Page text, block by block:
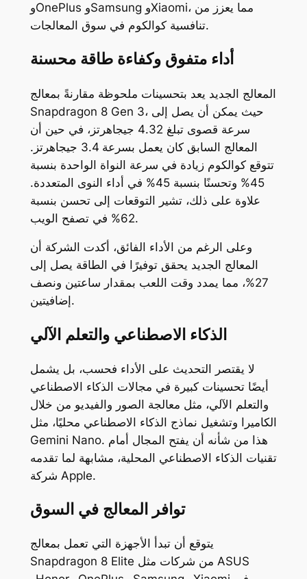
وOnePlus وSamsung وXiaomi، مما يعزز من
تنافسية كوالكوم في سوق المعالجات.
أداء متفوق وكفاءة طاقة محسنة
المعالج الجديد يعد بتحسينات ملحوظة مقارنةً بمعالج
Snapdragon 8 Gen 3، حيث يمكن أن يصل إلى
سرعة قصوى تبلغ 4.32 جيجاهرتز، في حين أن
المعالج السابق كان يعمل بسرعة 3.4 جيجاهرتز.
تتوقع كوالكوم زيادة في سرعة النواة الواحدة بنسبة
45% وتحسنًا بنسبة 45% في أداء النوى المتعددة.
علاوة على ذلك، تشير التوقعات إلى تحسن بنسبة
62% في تصفح الويب.
وعلى الرغم من الأداء الفائق، أكدت الشركة أن
المعالج الجديد يحقق توفيرًا في الطاقة يصل إلى
27%، مما يمدد وقت اللعب بمقدار ساعتين ونصف
إضافيتين.
الذكاء الاصطناعي والتعلم الآلي
لا يقتصر التحديث على الأداء فحسب، بل يشمل
أيضًا تحسينات كبيرة في مجالات الذكاء الاصطناعي
والتعلم الآلي، مثل معالجة الصور والفيديو من خلال
الكاميرا وتشغيل نماذج الذكاء الاصطناعي محليًا، مثل
Gemini Nano. هذا من شأنه أن يفتح المجال أمام
تقنيات الذكاء الاصطناعي المحلية، مشابهة لما تقدمه
شركة Apple.
توافر المعالج في السوق
يتوقع أن تبدأ الأجهزة التي تعمل بمعالج
Snapdragon 8 Elite من شركات مثل ASUS